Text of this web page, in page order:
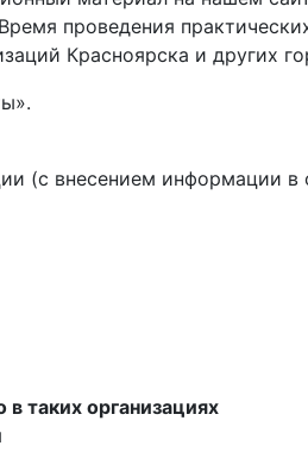
проведения
Красноярска и других
(с внесением информации
в таких организациях